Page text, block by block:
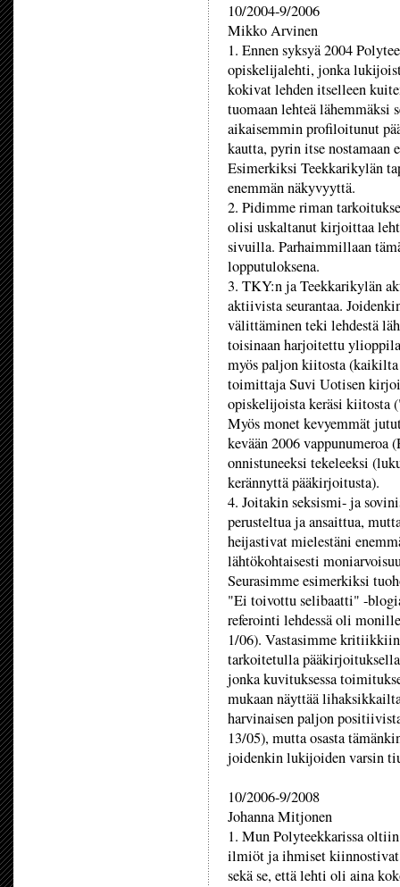
10/2004-9/2006
Mikko Arvinen
1. Ennen syksyä 2004
opiskelijalehti, jonka
kokivat lehden itselleen
tuomaan lehteä
aikaisemmin profiloitunut
kautta, pyrin itse
Esimerkiksi Teekkarikylän
enemmän näkyvyyttä.
2. Pidimme riman
olisi uskaltanut kirjoittaa
sivuilla. Parhaimmillaan
lopputuloksena.
3. TKY:n ja Teekkarikylän
aktiivista seurantaa.
välittäminen teki lehdestä
toisinaan harjoitettu
myös paljon kiitosta
toimittaja Suvi Uotisen
opiskelijoista keräsi
Myös monet kevyemmät
kevään 2006
onnistuneeksi tekeleeksi
kerännyttä pääkirjoitusta).
4. Joitakin seksismi- ja
perusteltua ja ansaittua,
heijastivat mielestäni
lähtökohtaisesti
Seurasimme esimerkiksi
"Ei toivottu selibaatti" -
referointi lehdessä oli
1/06). Vastasimme
tarkoitetulla
jonka kuvituksessa
mukaan näyttää
harvinaisen paljon
13/05), mutta osasta
joidenkin lukijoiden varsin
10/2006-9/2008
Johanna Mitjonen
1. Mun Polyteekkarissa
ilmiöt ja ihmiset kiinnostivat
sekä se, että lehti oli aina